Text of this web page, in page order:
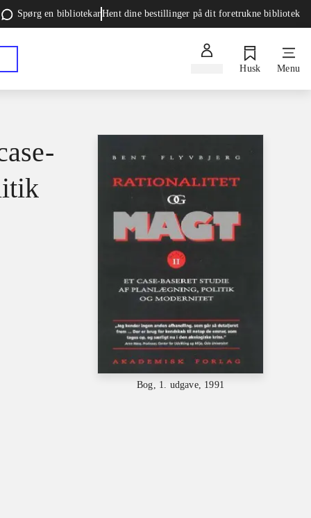
Spørg en bibliotekarHent dine bestillinger på dit foretrukne bibliotek
Husk Menu
Bog, 1. udgave, 1991